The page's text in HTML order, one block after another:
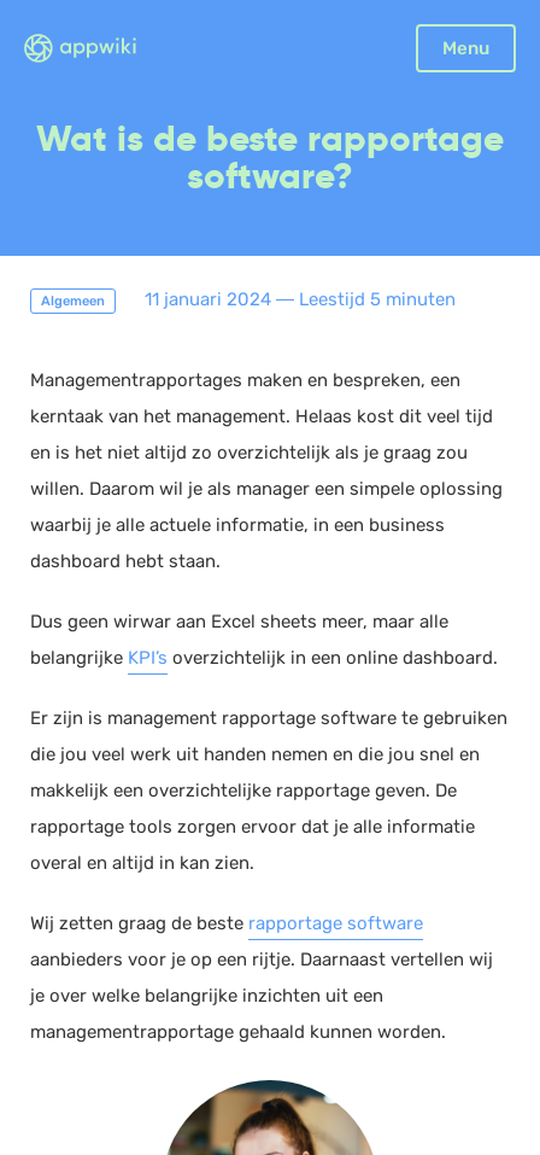
Menu
Sluiten
Facturatie
Incasso
Scan en herken
CRM
Sales
Urenregistratie
Offerte
Projectmanagement
Workflowmanagement
Werkbonnen
Rittenregistratie
ERP
Rapportage
PSP
Verlof en verzuim
Salarisadministratie
Wat is de beste rapportage
software?
Algemeen 11 januari 2024 ― Leestijd 5 minuten
Managementrapportages maken en bespreken, een
kerntaak van het management. Helaas kost dit veel tijd
en is het niet altijd zo overzichtelijk als je graag zou
willen. Daarom wil je als manager een simpele oplossing
waarbij je alle actuele informatie, in een business
dashboard hebt staan.
Dus geen wirwar aan Excel sheets meer, maar alle
belangrijke KPI’s overzichtelijk in een online dashboard.
Er zijn is management rapportage software te gebruiken
die jou veel werk uit handen nemen en die jou snel en
makkelijk een overzichtelijke rapportage geven. De
rapportage tools zorgen ervoor dat je alle informatie
overal en altijd in kan zien.
Wij zetten graag de beste rapportage software
aanbieders voor je op een rijtje. Daarnaast vertellen wij
je over welke belangrijke inzichten uit een
managementrapportage gehaald kunnen worden.